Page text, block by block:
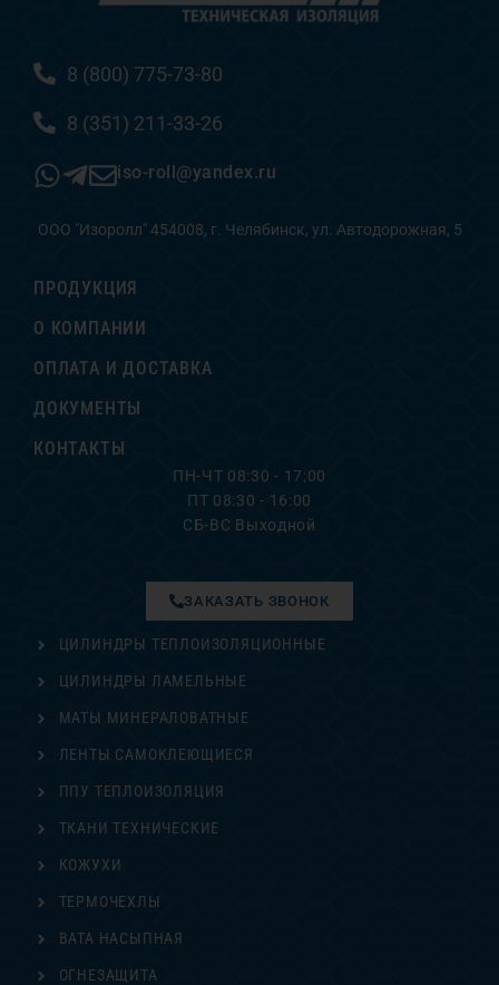
8 (800) 775-73-80
8 (351) 211-33-26
iso-roll@yandex.ru
ООО "Изоролл" 454008, г. Челябинск, ул. Автодорожная, 5
ПРОДУКЦИЯ
О КОМПАНИИ
ОПЛАТА И ДОСТАВКА
ДОКУМЕНТЫ
КОНТАКТЫ
ПН-ЧТ 08:30 - 17:00
ПТ 08:30 - 16:00
СБ-ВС Выходной
ЦИЛИНДРЫ ТЕПЛОИЗОЛЯЦИОННЫЕ
ЦИЛИНДРЫ ЛАМЕЛЬНЫЕ
МАТЫ МИНЕРАЛОВАТНЫЕ
ЛЕНТЫ САМОКЛЕЮЩИЕСЯ
ППУ ТЕПЛОИЗОЛЯЦИЯ
ТКАНИ ТЕХНИЧЕСКИЕ
ЗАКАЗАТЬ ЗВОНОК
КОЖУХИ
ТЕРМОЧЕХЛЫ
ВАТА НАСЫПНАЯ
ОГНЕЗАЩИТА